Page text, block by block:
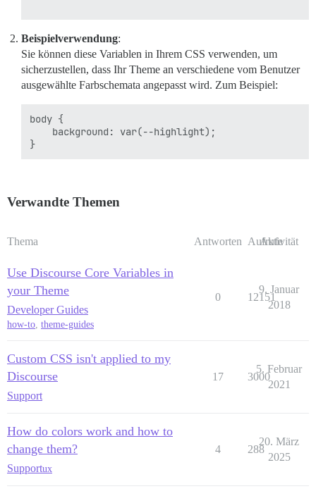
Beispielverwendung:
Sie können diese Variablen in Ihrem CSS verwenden, um
sicherzustellen, dass Ihr Theme an verschiedene vom Benutzer
ausgewählte Farbschemata angepasst wird. Zum Beispiel:
body {
    background: var(--highlight);
Verwandte Themen
Thema Antworten Aufrufe
Aktivität
Use Discourse Core Variables in
your Theme
Developer Guides
how-to, theme-guides
0 12151
9. Januar
2018
Custom CSS isn't applied to my
Discourse
Support
17 3000
5. Februar
2021
How do colors work and how to
change them?
Supportux
4 288
20. März
2025